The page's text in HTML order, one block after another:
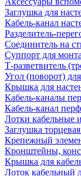
Заглушка для
Кабель-канал
Разделитель-
Соединитель на
Суппорт для
Т-разветвитель
Угол (поворот)
Крышка для
Кабель-каналы
Кабель-канал
Лотки кабельные
Заглушка
Крепежный
Кронштейны,
Крышка для
Лоток кабельный